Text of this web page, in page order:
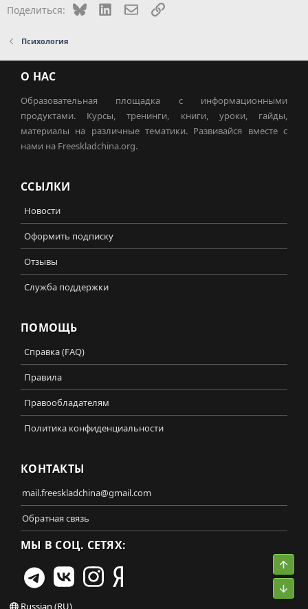
Поделиться: Bluesky LinkedInЭлектронная почта
Ссылка
Психология
О НАС
Образовательная площадка с информационными
продуктами. Курсы, тренинги, книги, уроки, гайды,
материалы на различные тематики. Развивайся вместе с
нами на Freeskladchina.org.
ССЫЛКИ
Новости
Оформить подписку
Отзывы
Служба поддержки
ПОМОЩЬ
Справка (FAQ)
Правила
Правообладателям
Политика конфиденциальности
КОНТАКТЫ
mail.freeskladchina@gmail.com
Обратная связь
МЫ В СОЦ. СЕТЯХ:
Russian (RU)